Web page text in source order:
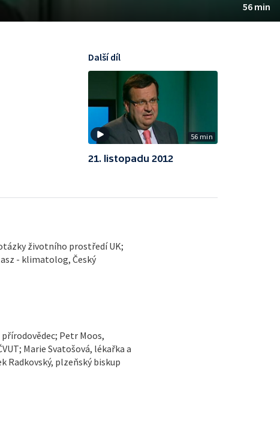
56 min
56 min
Další díl
21. listopadu 2012
životního prostředí UK;
- klimatolog, Český
Petr Moos,
Marie Svatošová, lékařka a
Radkovský, plzeňský biskup